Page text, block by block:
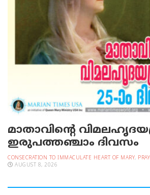
മാതാവിന്റെ
ഇരുപത്തഞ്ചാം ദിവസം
CONSECRATION TO IMMACULATE HEART OF MARY,
AUGUST 8, 2026